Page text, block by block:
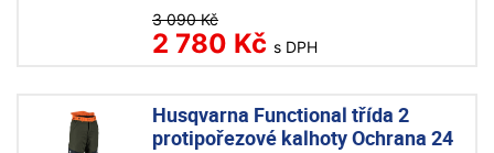
3 090 Kč
2 780 Kč s DPH
Husqvarna Functional třída 2
protipořezové kalhoty Ochrana 24